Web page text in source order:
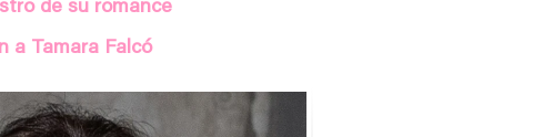
de su romance
a Tamara Falcó